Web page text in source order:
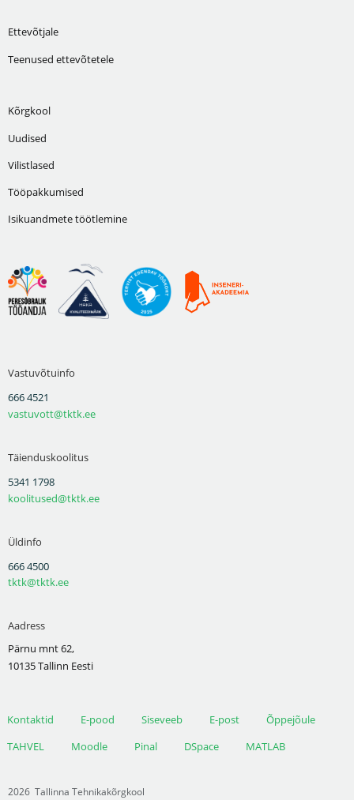
Ettevõtjale
Teenused ettevõtetele
Kõrgkool
Uudised
Vilistlased
Tööpakkumised
Isikuandmete töötlemine
Vastuvõtuinfo
666 4521
vastuvott@tktk.ee
Täienduskoolitus
5341 1798
koolitused@tktk.ee
Üldinfo
666 4500
tktk@tktk.ee
Aadress
Pärnu mnt 62,
10135 Tallinn Eesti
Kontaktid E-pood Siseveeb E-post
Õppejõule
TAHVEL
Moodle Pinal DSpace MATLAB
2026 Tallinna Tehnikakõrgkool